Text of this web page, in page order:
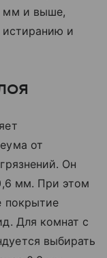
мм и выше,
истиранию и
от
Он
мм. При этом
покрытие
Для комнат с
выбирать